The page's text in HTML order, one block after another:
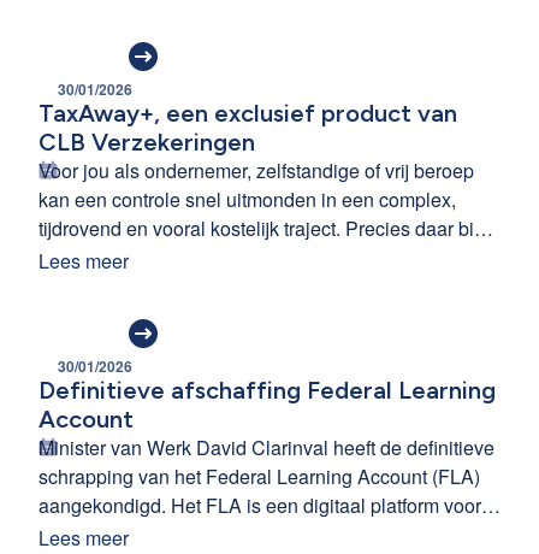
deze uitzonderingssituaties, moet je het gewaarborgd
loon niet betalen.
30/01/2026
TaxAway+, een exclusief product van
CLB Verzekeringen
Voor jou als ondernemer, zelfstandige of vrij beroep
kan een controle snel uitmonden in een complex,
tijdrovend en vooral kostelijk traject. Precies daar biedt
TaxAway+, de fiscale rechtsbijstandsverzekering van
Lees meer
30/01/2026
Definitieve afschaffing Federal Learning
Account
Minister van Werk David Clarinval heeft de definitieve
schrapping van het Federal Learning Account (FLA)
aangekondigd. Het FLA is een digitaal platform voor
de registratie van opleidingen. Op dit platform
Lees meer